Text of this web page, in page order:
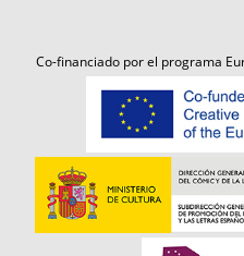
Co-financiado por el programa